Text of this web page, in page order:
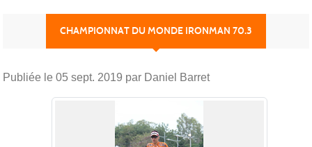
CHAMPIONNAT DU MONDE IRONMAN 70.3
Publiée le 05 sept. 2019 par Daniel Barret